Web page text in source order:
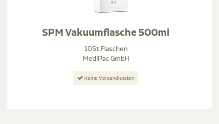
SPM Vakuumflasche 500ml
10St Flaschen
MediPac GmbH
Keine Versandkosten